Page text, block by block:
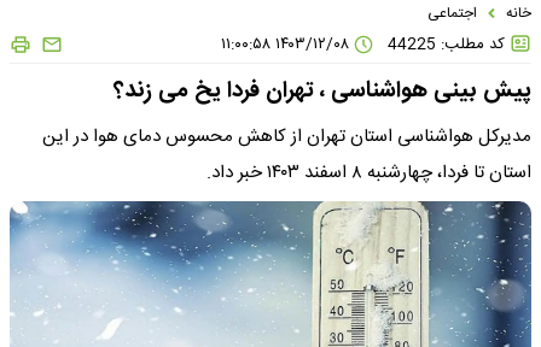
خانه اجتماعی
کد مطلب: 44225
پیش بینی هواشناسی ، تهران فردا یخ می زند؟
مدیرکل هواشناسی استان تهران از کاهش محسوس دمای هوا در این
استان تا فردا، چهارشنبه ۸ اسفند ۱۴۰۳ خبر داد.